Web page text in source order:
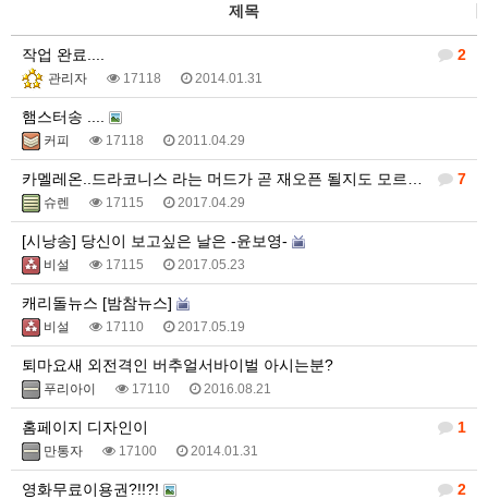
제목
2
작업 완료....
관리자 17118 2014.01.31
햄스터송 ....
커피 17118 2011.04.29
7
카멜레온..드라코니스 라는 머드가 곧 재오픈 될지도 모르겠네요
슈렌 17115 2017.04.29
[시낭송] 당신이 보고싶은 날은 -윤보영-
비설 17115 2017.05.23
캐리돌뉴스 [밤참뉴스]
비설 17110 2017.05.19
퇴마요새 외전격인 버추얼서바이벌 아시는분?
푸리아이 17110 2016.08.21
1
홈페이지 디자인이
만통자 17100 2014.01.31
2
영화무료이용권?!!?!